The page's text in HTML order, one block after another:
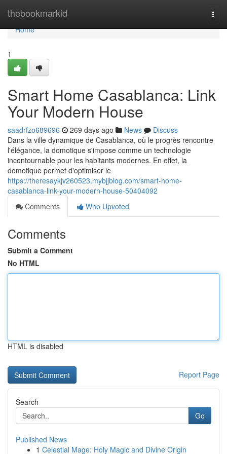
thebookmarkid
Home
Home
1
Smart Home Casablanca: Link
Your Modern House
saadrfzo689696 269 days ago News
Discuss
Dans la ville dynamique de Casablanca, où le progrès rencontre
l'élégance, la domotique s'impose comme un technologie
incontournable pour les habitants modernes. En effet, la
domotique permet d'optimiser le
https://theresaykjv260523.mybjjblog.com/smart-home-
casablanca-link-your-modern-house-50404092
Comments
Who Upvoted
Comments
Submit a Comment
No HTML
HTML is disabled
Report Page
Search
Go
Published News
1 Celestial Mage: Holy Magic and Divine Origin